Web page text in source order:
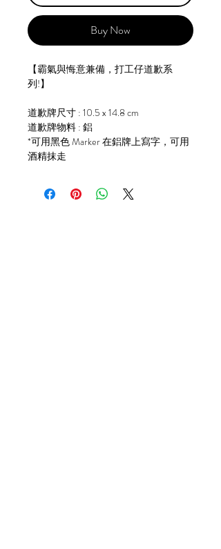
Buy Now
【霸氣與悔意兼備，打工仔道歉系
列!】
道歉牌尺寸 : 10.5 x 14.8 cm
道歉牌物料 : 鋁
*可用黑色 Marker 在鋁牌上寫字，可用
酒精抹走